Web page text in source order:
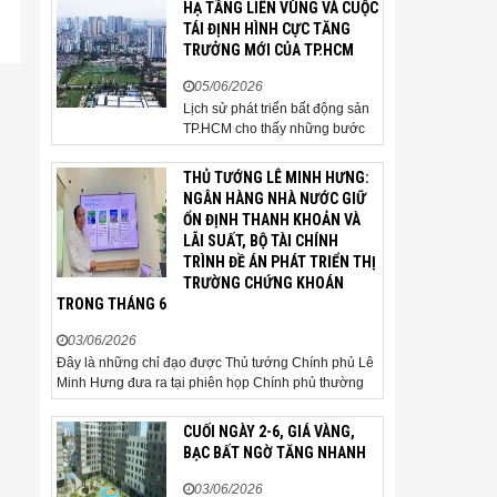
người mua thận trọng. Sau hơn
5 tháng rao bán căn nhà trong
hẻm khu vực Bảy Hiền, anh
Minh, một chủ nhà tại TP HCM,
chấp nhận hạ giá...
HẠ TẦNG LIÊN VÙNG VÀ CUỘC
TÁI ĐỊNH HÌNH CỰC TĂNG
TRƯỞNG MỚI CỦA TP.HCM
05/06/2026
Lịch sử phát triển bất động sản
TP.HCM cho thấy những bước
ngoặt của thị trường thường bắt
đầu từ hạ tầng. Khi các tuyến
kết nối liên vùng đồng loạt tăng
tốc, cấu trúc phát triển đô thị
đang dần thay đổi, mở ra những
hành lang tăng trưởng mới và
kéo theo quá...
THỦ TƯỚNG LÊ MINH HƯNG:
NGÂN HÀNG NHÀ NƯỚC GIỮ
ỔN ĐỊNH THANH KHOẢN VÀ
LÃI SUẤT, BỘ TÀI CHÍNH
TRÌNH ĐỀ ÁN PHÁT TRIỂN THỊ
TRƯỜNG CHỨNG KHOÁN
TRONG THÁNG 6
03/06/2026
Đây là những chỉ đạo được Thủ tướng Chính phủ Lê
Minh Hưng đưa ra tại phiên họp Chính phủ thường
kỳ tháng 5 năm 2026. Sáng ngày 3/6, Ủy viên Bộ
Chính trị, Bí thư Đảng ủy Chính phủ, Thủ tướng
Chính phủ Lê Minh Hưng đã chủ trì phiên họp Chính
phủ thường...
CUỐI NGÀY 2-6, GIÁ VÀNG,
BẠC BẤT NGỜ TĂNG NHANH
03/06/2026